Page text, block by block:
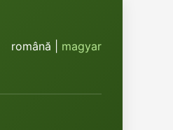
română | magyar